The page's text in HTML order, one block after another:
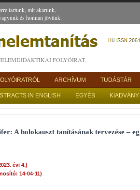
tartunk, mit akarunk,
és honnan jövünk.
FOLYÓIRAT.
ARCHÍVUM TUDÁSTÁR
IN ENGLISH EGYÉB
A holokauszt tanításának tervezése –
évi 4.)
14-04-11)